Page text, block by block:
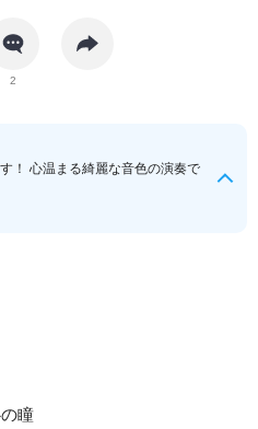
2
！ 心温まる綺麗な音色の演奏で
瞳